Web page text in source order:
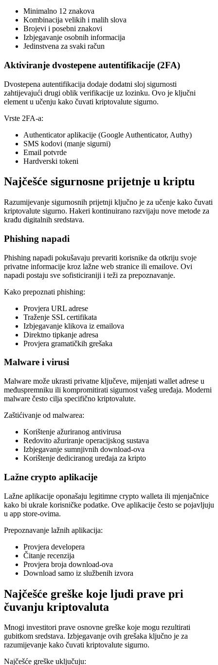
Minimalno 12 znakova
Kombinacija velikih i malih slova
Brojevi i posebni znakovi
Izbjegavanje osobnih informacija
Jedinstvena za svaki račun
Aktiviranje dvostepene autentifikacije (2FA)
Dvostepena autentifikacija dodaje dodatni sloj sigurnosti
zahtijevajući drugi oblik verifikacije uz lozinku. Ovo je ključni
element u učenju kako čuvati kriptovalute sigurno.
Vrste 2FA-a:
Authenticator aplikacije (Google Authenticator, Authy)
SMS kodovi (manje sigurni)
Email potvrde
Hardverski tokeni
Najčešće sigurnosne prijetnje u kriptu
Razumijevanje sigurnosnih prijetnji ključno je za učenje kako čuvati
kriptovalute sigurno. Hakeri kontinuirano razvijaju nove metode za
krađu digitalnih sredstava.
Phishing napadi
Phishing napadi pokušavaju prevariti korisnike da otkriju svoje
privatne informacije kroz lažne web stranice ili emailove. Ovi
napadi postaju sve sofisticiraniji i teži za prepoznavanje.
Kako prepoznati phishing:
Provjera URL adrese
Traženje SSL certifikata
Izbjegavanje klikova iz emailova
Direktno tipkanje adresa
Provjera gramatičkih grešaka
Malware i virusi
Malware može ukrasti privatne ključeve, mijenjati wallet adrese u
međuspremniku ili kompromitirati sigurnost vašeg uređaja. Moderni
malware često cilja specifično kriptovalute.
Zaštićivanje od malwarea:
Korištenje ažuriranog antivirusa
Redovito ažuriranje operacijskog sustava
Izbjegavanje sumnjivnih download-ova
Korištenje dediciranog uređaja za kripto
Lažne crypto aplikacije
Lažne aplikacije oponašaju legitimne crypto walleta ili mjenjačnice
kako bi ukrale korisničke podatke. Ove aplikacije često se pojavljuju
u app store-ovima.
Prepoznavanje lažnih aplikacija:
Provjera developera
Čitanje recenzija
Provjera broja download-ova
Download samo iz službenih izvora
Najčešće greške koje ljudi prave pri
čuvanju kriptovaluta
Mnogi investitori prave osnovne greške koje mogu rezultirati
gubitkom sredstava. Izbjegavanje ovih grešaka ključno je za
razumijevanje kako čuvati kriptovalute sigurno.
Najčešće greške uključuju: